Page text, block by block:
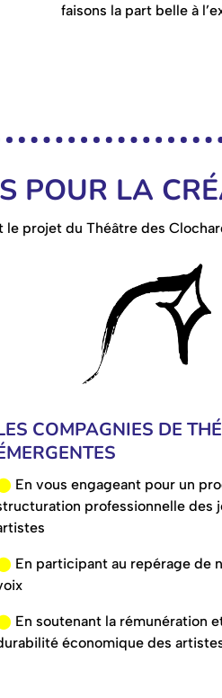
faisons la part belle à
POUR LA
le projet du Théâtre des
COMPAGNIES DE
En vous engageant pour un
professionnelle des
En participant au repérage de
En soutenant la rémunération
économique des